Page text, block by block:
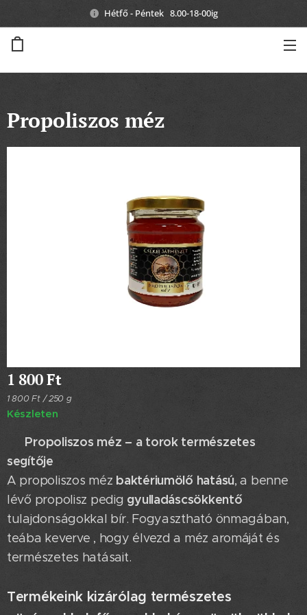
Hétfő - Péntek 8.00-18-00ig
Propoliszos méz
1 800Ft
1 800 Ft / 250 g
Készleten
Propoliszos méz – a torok természetes
segítője
A propoliszos méz baktériumölő hatású, a benne
lévő propolisz pedig gyulladáscsökkentő
tulajdonságokkal bír. Fogyasztható önmagában,
teába keverve , hogy élvezd a méz aromáját és
természetes hatásait.
Termékeink kizárólag természetes